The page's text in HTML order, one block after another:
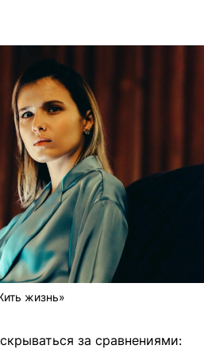
жизнь»
за сравнениями: